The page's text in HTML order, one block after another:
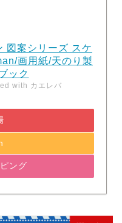
図案シリーズ スケ
画用紙/天のり製
ック
with カエレバ
ング